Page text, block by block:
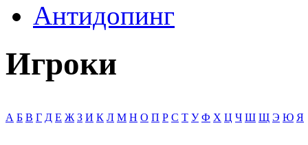
Антидопинг
Игроки
А Б В Г Д Е Ж З И К Л М Н О П Р С Т У Ф Х Ц Ч Ш Щ Э Ю Я